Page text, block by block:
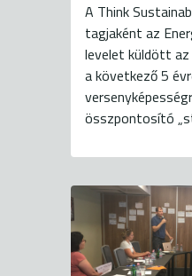
A Think
tagjaként az
levelet küldött az
a következő 5
összpontosító